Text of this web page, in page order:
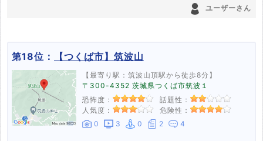
といられませんでした。あの雰囲気だと霊が、出そうな雰囲気ユーザーさん
第18位： 【つくば市】筑波山
【最寄り駅：筑波山頂駅から徒歩8分】
〒300-4352 茨城県つくば市筑波１
恐怖度：
話題性：
人気度：
危険性：
0
3 0 2 4